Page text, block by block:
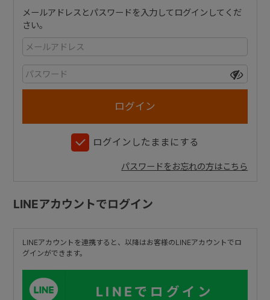
メールアドレスとパスワードを入力してログインしてくだ
さい。
ログインしたままにする
パスワードをお忘れの方はこちら
LINEアカウントでログイン
LINEアカウントを連携すると、以降はお客様のLINEアカウントでロ
グインができます。
LINEでログイン